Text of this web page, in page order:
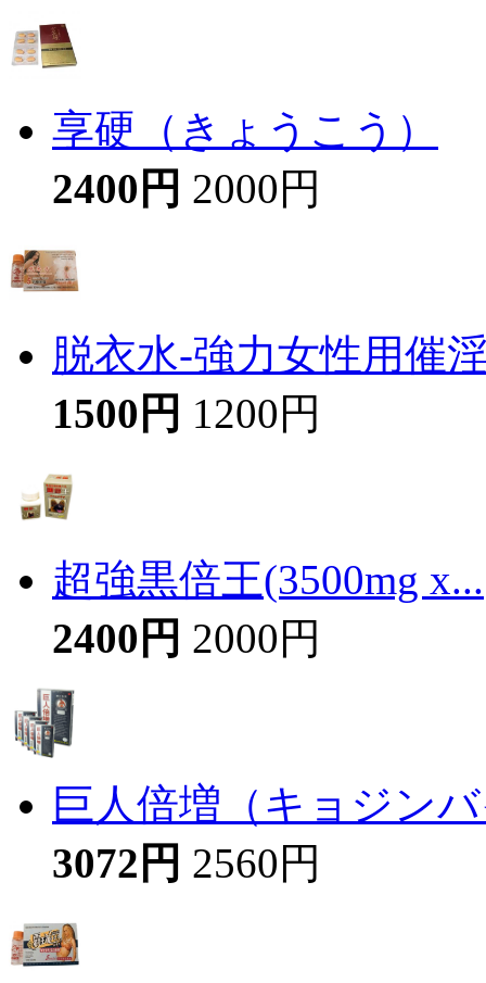
享硬（きょうこう）
2400円 2000円
脱衣水-強力女性用催
1500円 1200円
超強黒倍王(3500mg x...
2400円 2000円
巨人倍増（キョジン
3072円 2560円